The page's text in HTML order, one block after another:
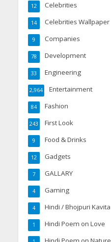
Celebrities
12
Celebrities Wallpaper
14
Companies
9
Development
78
Engineering
33
Entertainment
2,964
Fashion
84
First Look
243
Food & Drinks
9
Gadgets
12
GALLARY
7
Gaming
4
Hindi / Bhojpuri Kavita
4
Hindi Poem on Love
1